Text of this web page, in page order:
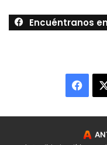
Encuéntranos